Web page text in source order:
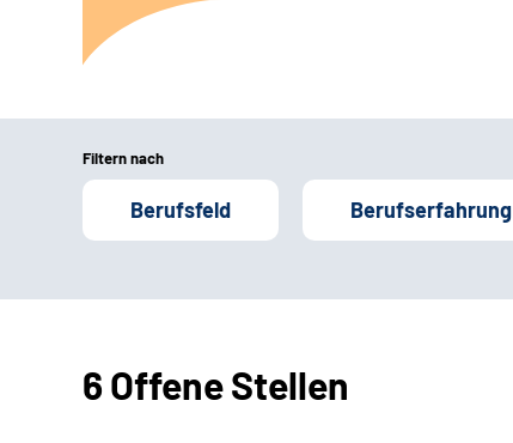
Filtern nach
Berufsfeld Berufserfahrung
6 Offene Stellen